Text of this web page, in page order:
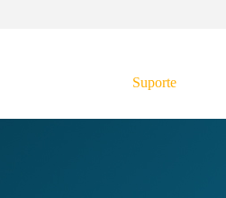
Suporte